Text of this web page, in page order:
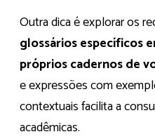
Outra dica é explorar os
glossários específicos
próprios cadernos de
e expressões com
contextuais facilita a
acadêmicas.